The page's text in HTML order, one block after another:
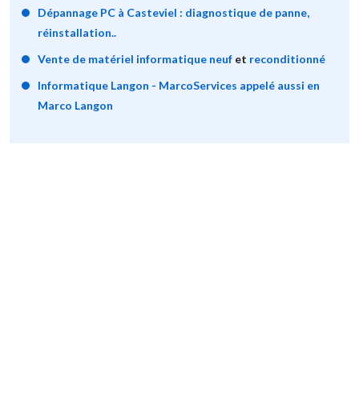
Dépannage PC à Casteviel : diagnostique de panne,
réinstallation..
Vente de matériel informatique neuf et reconditionné
Informatique Langon - MarcoServices appelé aussi en
Marco Langon